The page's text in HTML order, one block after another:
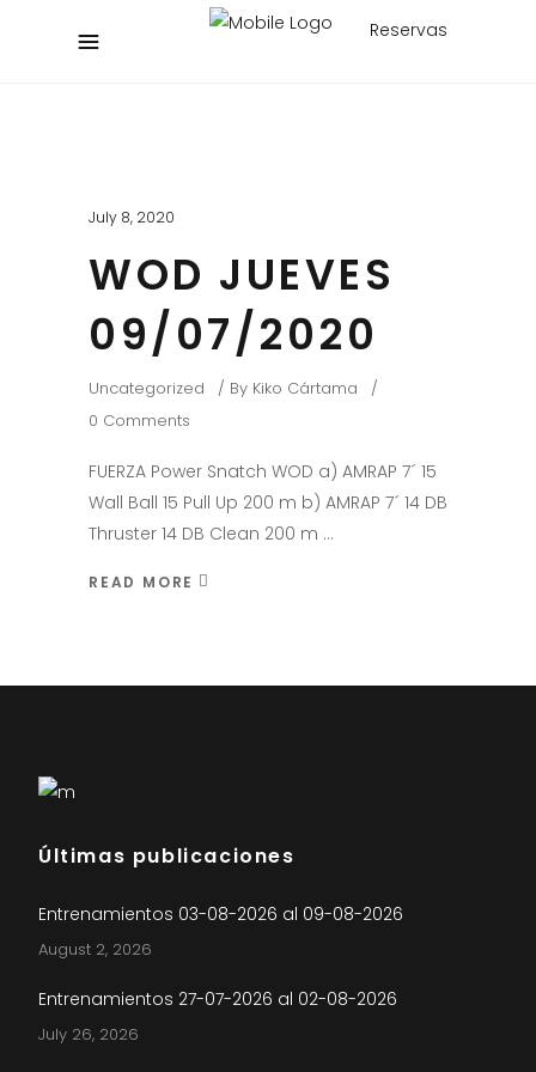
Reservas
July 8, 2020
WOD JUEVES
09/07/2020
Uncategorized By Kiko Cártama
0 Comments
FUERZA Power Snatch WOD a) AMRAP 7´ 15
Wall Ball 15 Pull Up 200 m b) AMRAP 7´ 14 DB
Thruster 14 DB Clean 200 m
READ MORE
Últimas publicaciones
Entrenamientos 03-08-2026 al 09-08-2026
August 2, 2026
Entrenamientos 27-07-2026 al 02-08-2026
July 26, 2026